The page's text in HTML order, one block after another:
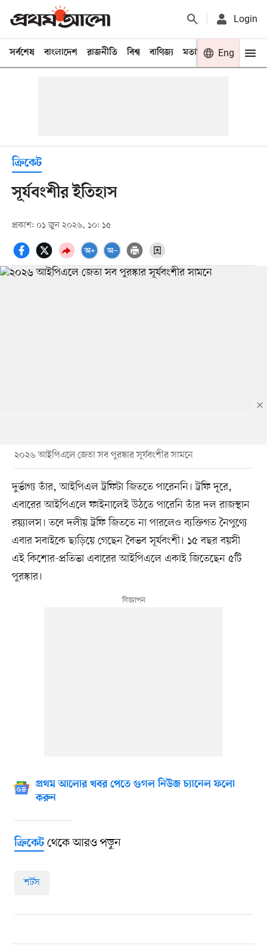
Login
সর্বশেষ বাংলাদেশ রাজনীতি বিশ্ব বাণিজ্য মতামত খেলা
Eng
ক্রিকেট
সূর্যবংশীর ইতিহাস
প্রকাশ: ০১ জুন ২০২৬, ১০: ১৫
২০২৬ আইপিএলে জেতা সব পুরস্কার সূর্যবংশীর সামনে
দুর্ভাগ্য তাঁর, আইপিএল ট্রফিটা জিততে পারেননি। ট্রফি দূরে,
এবারের আইপিএলে ফাইনালেই উঠতে পারেনি তাঁর দল রাজস্থান
রয়্যালস। তবে দলীয় ট্রফি জিততে না পারলেও ব্যক্তিগত নৈপুণ্যে
এবার সবাইকে ছাড়িয়ে গেছেন বৈভব সূর্যবংশী। ১৫ বছর বয়সী
এই কিশোর-প্রতিভা এবারের আইপিএলে একাই জিতেছেন ৫টি
পুরস্কার।
প্রথম আলোর খবর পেতে গুগল নিউজ চ্যানেল ফলো
করুন
ক্রিকেটথেকে আরও পড়ুন
শর্টস